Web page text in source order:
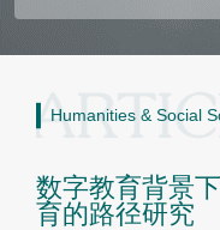
Humanities & Social
数字教育背景
育的路径研究